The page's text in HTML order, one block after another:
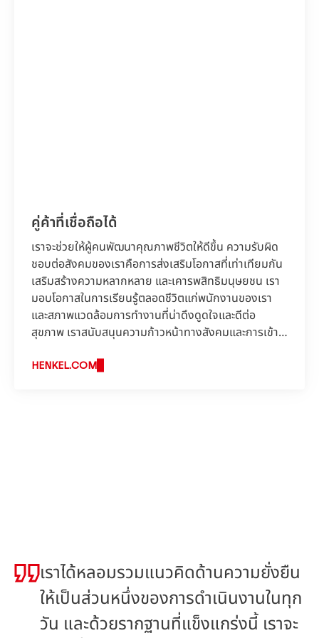
คู่ค้าที่เชื่อถือได้
เราจะช่วยให้ผู้คนพัฒนาคุณภาพชีวิตให้ดีขึ้น ความรับผิด
ชอบต่อสังคมของเราคือการส่งเสริมโอกาสที่เท่าเทียมกัน
เสริมสร้างความหลากหลาย และเคารพสิทธิมนุษยชน เรา
มอบโอกาสในการเรียนรู้ตลอดชีวิตแก่พนักงานของเรา
และสภาพแวดล้อมการทำงานที่น่าดึงดูดใจและดีต่อ
สุขภาพ เราสนับสนุนความก้าวหน้าทางสังคมและการเข้า
ฉุกเฉิน
HENKEL.COM
เราได้หลอมรวมแนวคิดด้านความยั่งยืน
ให้เป็นส่วนหนึ่งของการดำเนินงานในทุก
วัน และด้วยรากฐานที่แข็งแกร่งนี้ เราจะ